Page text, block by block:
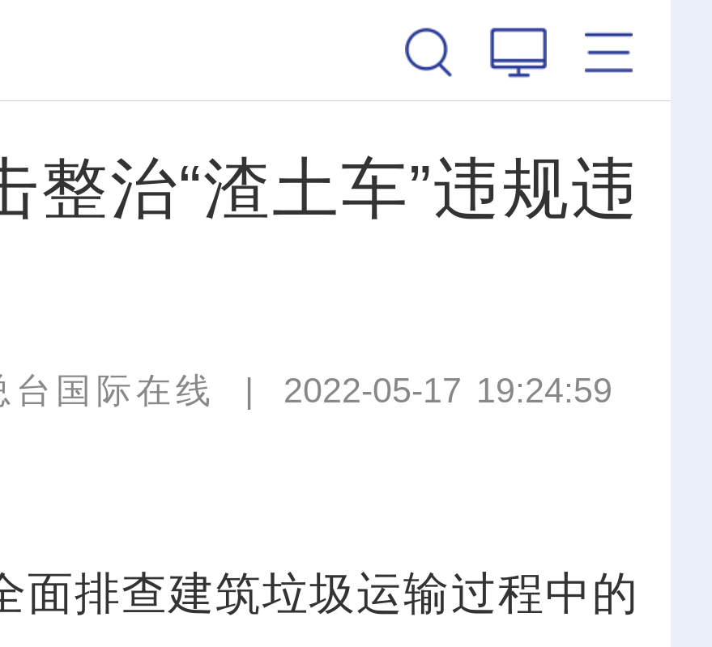
整治“渣土车”违规违
台国际在线 | 2022-05-17 19:24:59
排查建筑垃圾运输过程中的